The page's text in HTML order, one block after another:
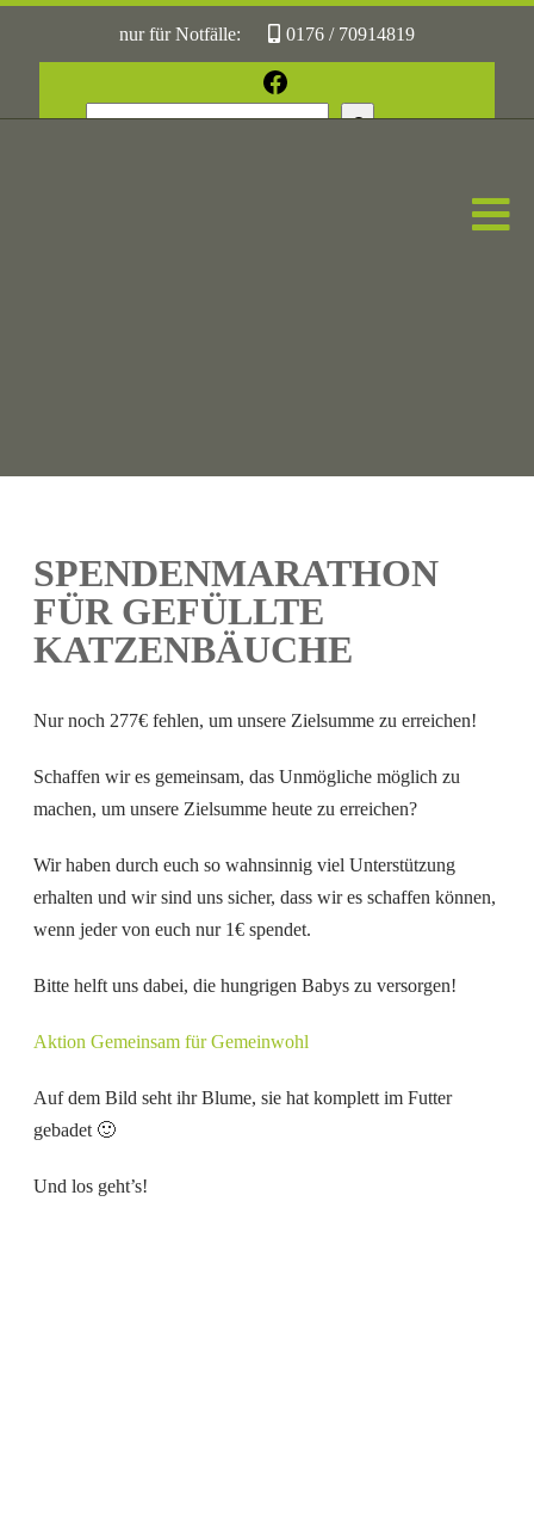
nur für Notfälle: 0176 / 70914819
05361 / 3070775
Facebook
SPENDENMARATHON
FÜR GEFÜLLTE
KATZENBÄUCHE
Nur noch 277€ fehlen, um unsere Zielsumme zu erreichen!
Schaffen wir es gemeinsam, das Unmögliche möglich zu
machen, um unsere Zielsumme heute zu erreichen?
Wir haben durch euch so wahnsinnig viel Unterstützung
erhalten und wir sind uns sicher, dass wir es schaffen können,
wenn jeder von euch nur 1€ spendet.
Bitte helft uns dabei, die hungrigen Babys zu versorgen!
Aktion Gemeinsam für Gemeinwohl
Auf dem Bild seht ihr Blume, sie hat komplett im Futter
gebadet 🙂
Und los geht’s!